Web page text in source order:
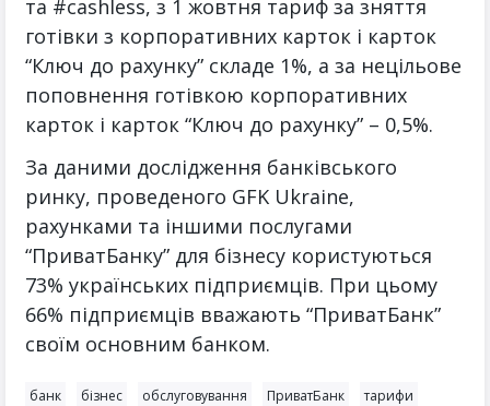
та #cashless, з 1 жовтня тариф за зняття
готівки з корпоративних карток і карток
“Ключ до рахунку” складе 1%, а за нецільове
поповнення готівкою корпоративних
карток і карток “Ключ до рахунку” – 0,5%.
За даними дослідження банківського
ринку, проведеного GFK Ukraine,
рахунками та іншими послугами
“ПриватБанку” для бізнесу користуються
73% українських підприємців. При цьому
66% підприємців вважають “ПриватБанк”
своїм основним банком.
банк бізнес обслуговування ПриватБанк тарифи